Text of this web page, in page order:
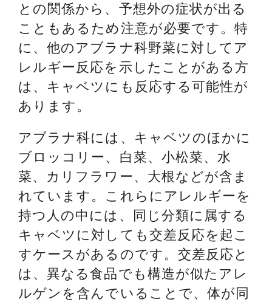
との関係から、予想外の症状が出る
こともあるため注意が必要です。特
に、他のアブラナ科野菜に対してア
レルギー反応を示したことがある方
は、キャベツにも反応する可能性が
あります。
アブラナ科には、キャベツのほかに
ブロッコリー、白菜、小松菜、水
菜、カリフラワー、大根などが含ま
れています。これらにアレルギーを
持つ人の中には、同じ分類に属する
キャベツに対しても交差反応を起こ
すケースがあるのです。交差反応と
は、異なる食品でも構造が似たアレ
ルゲンを含んでいることで、体が同